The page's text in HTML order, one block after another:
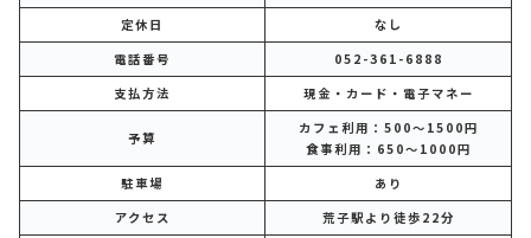
定休日
なし
電話番号
052-361-6888
支払方法
現金・カード・電子マネー
予算
カフェ利用：500～1500円
食事利用：650～1000円
駐車場
あり
アクセス
荒子駅より徒歩22分